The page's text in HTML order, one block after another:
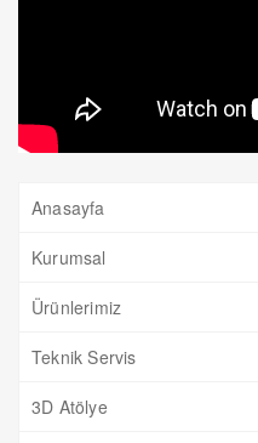
Anasayfa
Kurumsal
Ürünlerimiz
Teknik Servis
3D Atölye